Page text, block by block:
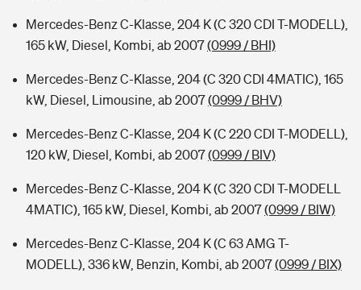
Mercedes-Benz C-Klasse, 204 K (C 320 CDI T-MODELL),
165 kW, Diesel, Kombi, ab 2007(0999 / BHI)
Mercedes-Benz C-Klasse, 204 (C 320 CDI 4MATIC), 165
kW, Diesel, Limousine, ab 2007(0999 / BHV)
Mercedes-Benz C-Klasse, 204 K (C 220 CDI T-MODELL),
120 kW, Diesel, Kombi, ab 2007(0999 / BIV)
Mercedes-Benz C-Klasse, 204 K (C 320 CDI T-MODELL
4MATIC), 165 kW, Diesel, Kombi, ab 2007(0999 / BIW)
Mercedes-Benz C-Klasse, 204 K (C 63 AMG T-
MODELL), 336 kW, Benzin, Kombi, ab 2007(0999 / BIX)